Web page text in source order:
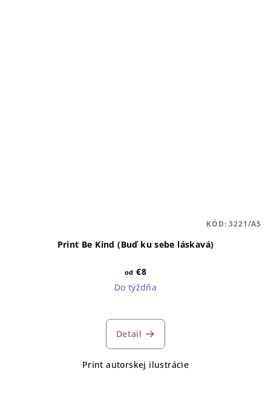
Print Be Kind (Buď ku sebe láskavá)
od €8
Do týždňa
Detail
Print autorskej ilustrácie
KÓD:3221/A5